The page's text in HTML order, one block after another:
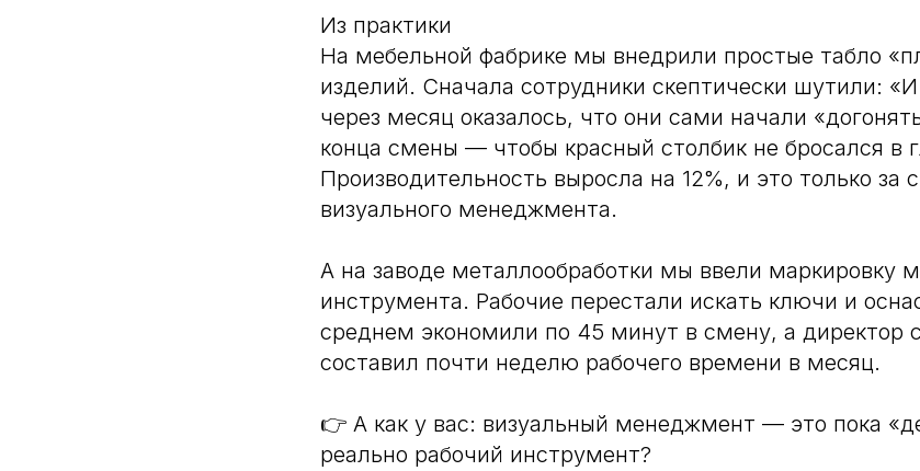
Из практики
На мебельной фабрике мы внедрили простые табло
изделий. Сначала сотрудники скептически шутили:
через месяц оказалось, что они сами начали
конца смены — чтобы красный столбик не бросался в
Производительность выросла на 12%, и это только за
визуального менеджмента.
А на заводе металлообработки мы ввели маркировку
инструмента. Рабочие перестали искать ключи и
среднем экономили по 45 минут в смену, а директор
составил почти неделю рабочего времени в месяц.
👉 А как у вас: визуальный менеджмент — это пока
реально рабочий инструмент?